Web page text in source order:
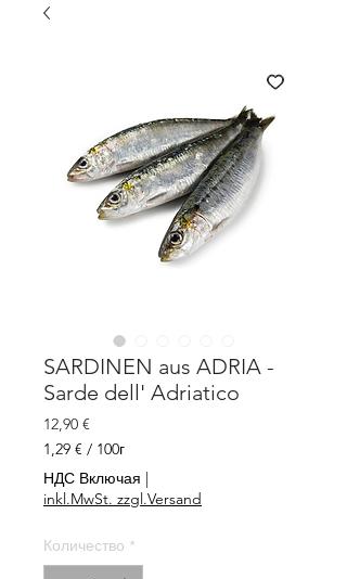
SARDINEN aus ADRIA -
Sarde dell' Adriatico
12,90 €
1,29 € / 100г
1,29 €
за
100
НДС Включая |
inkl.MwSt. zzgl.Versand
Количество *